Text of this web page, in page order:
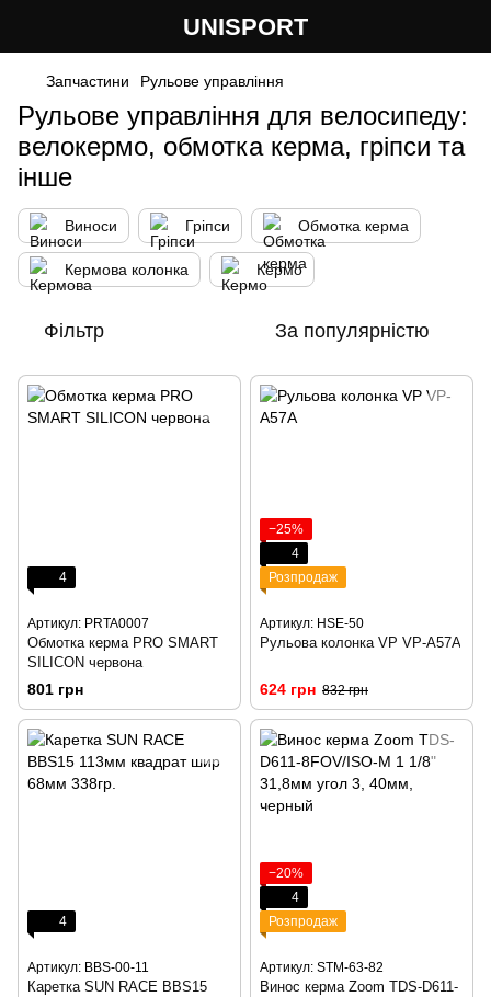
UNISPORT
Запчастини Рульове управління
Рульове управління для велосипеду:
велокермо, обмотка керма, гріпси та
інше
Виноси Гріпси Обмотка керма
Кермова колонка Кермо
Фільтр За популярністю
4
Артикул: PRTA0007
Обмотка керма PRO SMART
SILICON червона
801 грн
−25%
4
Розпродаж
Артикул: HSE-50
Рульова колонка VP VP-A57A
624 грн 832 грн
4
Артикул: BBS-00-11
Каретка SUN RACE BBS15
−20%
4
Розпродаж
Артикул: STM-63-82
Винос керма Zoom TDS-D611-